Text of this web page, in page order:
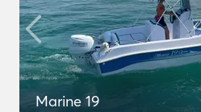
Marine 19